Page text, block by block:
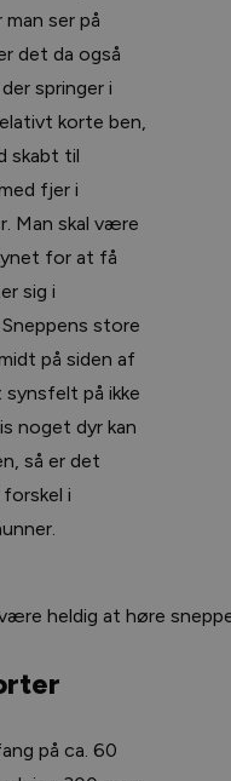
ser på
det da også
springer i
korte ben,
skabt til
fjer i
Man skal være
for at få
sig i
store
på siden af
synsfelt på ikke
noget dyr kan
så er det
i
heldig at høre
på ca. 60